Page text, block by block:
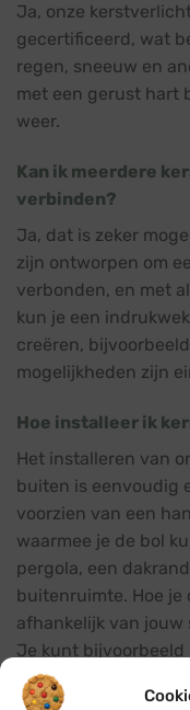
Ja, onze
gecertificeerd, wat
regen, sneeuw en
met een gerust hart
weer.
Kan ik meerdere
verbinden?
Ja, dat is zeker
zijn ontworpen om
verbonden, en met
kun je een
creëren,
mogelijkheden zijn
Hoe installeer ik
Het installeren van
buiten is eenvoudig
voorzien van een
waarmee je de bol
pergola, een
buitenruimte. Hoe je
afhankelijk van
Je kunt bijvoorbeeld
kabel hangen, of je
in je tuin. Wij